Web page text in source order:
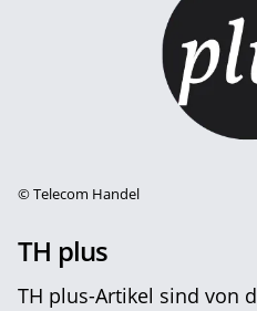
©Telecom Handel
TH plus
TH plus-Artikel sind von